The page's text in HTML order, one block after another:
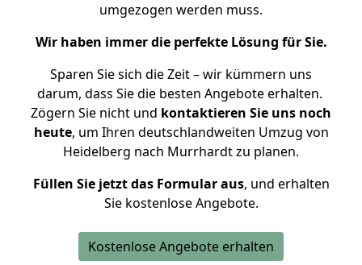
umgezogen werden muss.
Wir haben immer die perfekte Lösung für Sie.
Sparen Sie sich die Zeit – wir kümmern uns
darum, dass Sie die besten Angebote erhalten.
Zögern Sie nicht und kontaktieren Sie uns noch
heute, um Ihren deutschlandweiten Umzug von
Heidelberg nach Murrhardt zu planen.
Füllen Sie jetzt das Formular aus, und erhalten
Sie kostenlose Angebote.
Kostenlose Angebote erhalten